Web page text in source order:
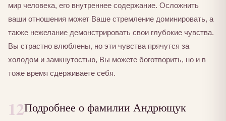
мир человека, его внутреннее содержание. Осложнить
ваши отношения может Ваше стремление доминировать, а
также нежелание демонстрировать свои глубокие чувства.
Вы страстно влюблены, но эти чувства прячутся за
холодом и замкнутостью, Вы можете боготворить, но и в
тоже время сдерживаете себя.
12Подробнее о фамилии Андрющук